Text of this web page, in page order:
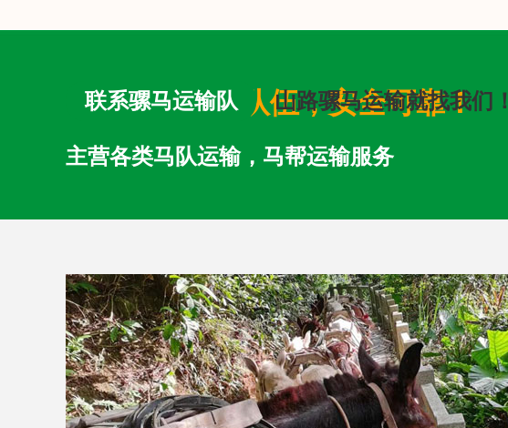
联系骡马运输队 山路骡马运输就找我们！
专业马队运输队伍，安全可靠！
主营各类马队运输，马帮运输服务